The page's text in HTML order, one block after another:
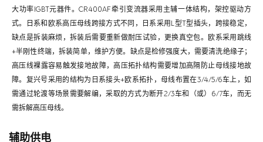
大功率IGBT元器件。CR400AF牵引变流器采用主辅一体结构，架控驱动方
式。日系和欧系高压母线跨接方式不同，日系采用L型T型插头，跨接稳定，
缺点是拆装麻烦，拆装后需要重新做耐压试验，更换真空包。欧系采用跳线
+半刚性终端，拆装简单，维护方便。缺点是检修强度大，需要清洗绝缘子；
高压线裸露容易触发接地故障，高压拓扑结构需要增加高隔防止母线接地故
障。复兴号采用的结构为日系接头+欧系拓扑，母线布置在3/4/5/6车上，如
需通过轮渡等场景需要解编，采取的方式为断开2/3车和（或）6/7车，而无
需拆解高压母线。
辅助供电